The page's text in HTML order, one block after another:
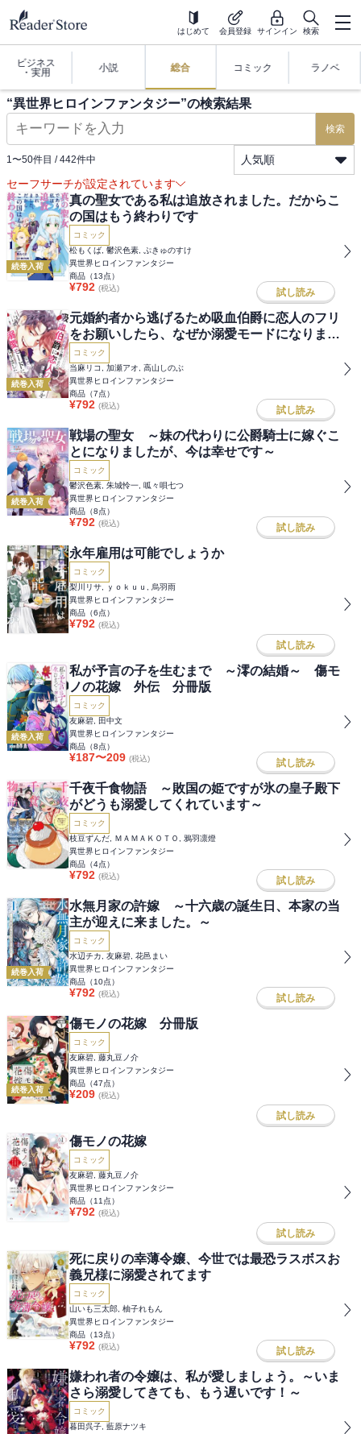
はじめて 会員登録 サインイン 検索
ビジネス
・実用
小説 総合 コミック ラノベ
“異世界ヒロインファンタジー”の検索結果
検索
1〜50件目 / 442件中
人気順
セーフサーチが設定されています
続巻入荷
真の聖女である私は追放されました。だからこ
の国はもう終わりです
コミック
松もくば, 鬱沢色素, ぷきゅのすけ
異世界ヒロインファンタジー
商品（13点）
¥792 (税込) 試し読み
続巻入荷
元婚約者から逃げるため吸血伯爵に恋人のフリ
をお願いしたら、なぜか溺愛モードになりまし
た
コミック
当麻リコ, 加瀬アオ, 高山しのぶ
異世界ヒロインファンタジー
商品（7点）
¥792 (税込) 試し読み
続巻入荷
戦場の聖女 ～妹の代わりに公爵騎士に嫁ぐこ
とになりましたが、今は幸せです～
コミック
鬱沢色素, 朱城怜一, 呱々唄七つ
異世界ヒロインファンタジー
商品（8点）
¥792 (税込) 試し読み
永年雇用は可能でしょうか
コミック
梨川リサ, ｙｏｋｕｕ, 烏羽雨
異世界ヒロインファンタジー
商品（6点）
¥792 (税込)
試し読み
続巻入荷
私が予言の子を生むまで ～澪の結婚～ 傷モ
ノの花嫁 外伝 分冊版
コミック
友麻碧, 田中文
異世界ヒロインファンタジー
商品（8点）
¥187〜209 (税込) 試し読み
千夜千食物語 ～敗国の姫ですが氷の皇子殿下
がどうも溺愛してくれています～
コミック
枝豆ずんだ, ＭＡＭＡＫＯＴＯ, 鴉羽凛燈
異世界ヒロインファンタジー
商品（4点）
¥792 (税込) 試し読み
続巻入荷
水無月家の許嫁 ～十六歳の誕生日、本家の当
主が迎えに来ました。～
コミック
水辺チカ, 友麻碧, 花邑まい
異世界ヒロインファンタジー
商品（10点）
¥792 (税込) 試し読み
続巻入荷
傷モノの花嫁 分冊版
コミック
友麻碧, 藤丸豆ノ介
異世界ヒロインファンタジー
商品（47点）
¥209 (税込)
試し読み
傷モノの花嫁
コミック
友麻碧, 藤丸豆ノ介
異世界ヒロインファンタジー
商品（11 点）
¥792 (税込)
試し読み
死に戻りの幸薄令嬢、今世では最恐ラスボスお
義兄様に溺愛されてます
コミック
山いも三太郎, 柚子れもん
異世界ヒロインファンタジー
商品（13点）
¥792 (税込) 試し読み
嫌われ者の令嬢は、私が愛しましょう。～いま
さら溺愛してきても、もう遅いです！～
コミック
暮田呉子, 藍原ナツキ